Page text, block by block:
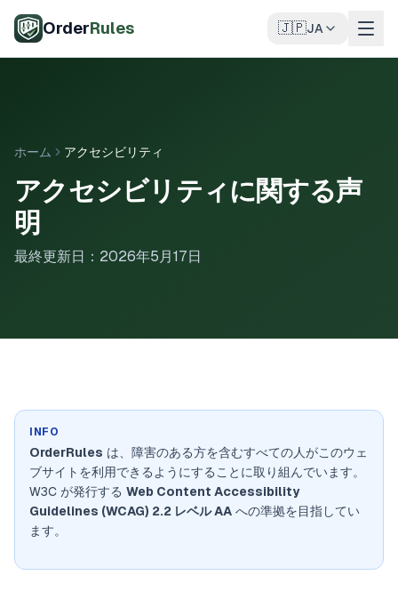
OrderRules 🇯🇵JA
ホーム アクセシビリティ
アクセシビリティに関する声
明
最終更新日：2026年5月17日
INFO
OrderRules は、障害のある方を含むすべての人がこのウェ
ブサイトを利用できるようにすることに取り組んでいます。
W3C が発行する Web Content Accessibility
Guidelines (WCAG) 2.2 レベル AA への準拠を目指してい
ます。